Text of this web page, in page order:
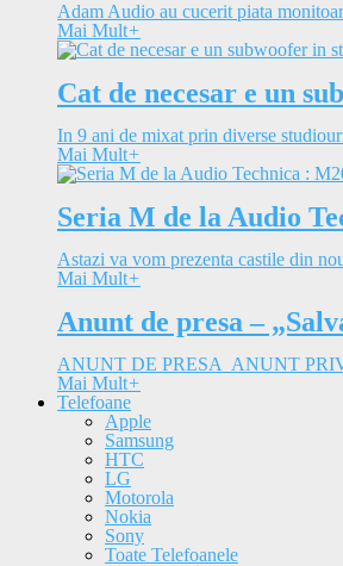
Adam Audio au cucerit piata
Mai Mult+
Cat de necesar e un
In 9 ani de mixat prin diverse
Mai Mult+
Seria M de la Audio
Astazi va vom prezenta castile din
Mai Mult+
Anunt de presa –
ANUNT DE PRESA ANUNT
Mai Mult+
Telefoane
Apple
Samsung
HTC
LG
Motorola
Nokia
Sony
Toate Telefoanele